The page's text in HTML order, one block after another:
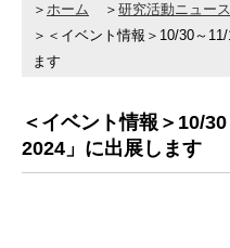
ホーム
研究活動ニュース
＜イベント情報＞10/30～
ます
＜イベント情報＞10/
2024」に出展します